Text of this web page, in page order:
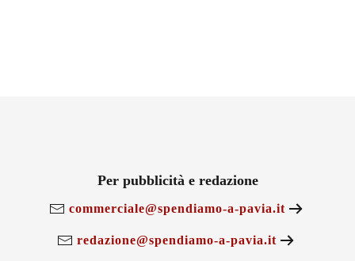
Per pubblicità e redazione
commerciale@spendiamo-a-pavia.it
redazione@spendiamo-a-pavia.it